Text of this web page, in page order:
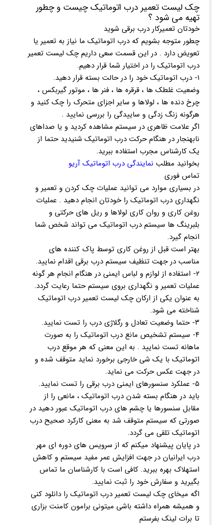
چک لیست تعمیر درب اتوماتیک چیست و چطور
تهیه می شود ؟
خودتان تعمیرکار درب برقی شوید
چطور متوجه بشویم که درب اتوماتیک ما نیاز به تعمیر یا
تعویض دارد . در این قسمت سعی داریم چک لیست تعمیر
درب اتوماتیک را در اختیار شما قرار دهیم.
۱- درب اتوماتیک خود را در حالت بسته قرار دهید.
وضعیت غلطک ها ، قرقره ها ، فنر ها ، موتور گیربکس ،
چرخ دنده ها ، لولاها و سایر اجزای متحرک را چک کنید و
هرگونه زنگ زدگی و ساییدگی را بررسی نمایید .
اگر علامت ظاهری در سیستم مشاهده کردید و یا صداهای
نابهنجار در هنگام حرکت درب اتوماتیک شنیدید حتما از
یک کارشناس مجرب استفاده ببرید.
بخوانید مطلب نمایندگی درب اتوماتیک آریو
تماس فوری
در بسیاری موارد می توانید عملیات چک کردن و تعمیر و
نگهداری درب اتوماتیک را خودتان انجام دهید . عملیات
روغن کاری و روان کاری لولاها و ریل های حرکتی و
بلبرینگ ها سیستم درب اتوماتیک می تواند شخص شما
انجام گیرد.
بهتر است قبل از روغن کاری توسط پاک کننده های
مناسب در جهت تنظیف سیستم درب برقی اقدام نمایید.
۲- استفاده از لوازم و لباس ایمنی در هنگام انجام هر گونه
عملیات تعمیر و نگهداری بروی سیستم حتما رعایت گردد.
به عنوان یکی از ارکان چک لیست تعمیر درب اتوماتیک
شناخته می شود.
۳- حتما وضعیت تعادل و رگلاژی درب را تست نمایید.
۴- سیستم تشخیص مانع درب اتوماتیک را به صورت
ماهانه تست نمایید . به این معنی که هر موقع درب
اتوماتیک با یک شی خارجی برخورد نماید متوقف شده و
در جهت عکس حرکت می نماید.
۵- عملکرد سنسورهای ایمنی درب برقی را تست نمایید.
باید در هنگام بسته شدن درب اتوماتیک ، مانعی را از
مقابل سنسورها یا چشم های درب اتوماتیک عبور دهید در
صورتی که سیستم متوقف شد به معنی کارکرد صحیح درب
اتوماتیک تلقی می گردد.
در پایان پیشنهاد میکنم که از سرویس های دوره ای مهر
درب ایرانیان در جهت افزایش عمر مفید سیستم و کاهش
استهلاک بهره ببرید. کافی است با کارشناسان ما تماس
بگیرید و سفارش خود را ثبت نمایید.
اگه میخای چک لیست تعمیر درب اتوماتیک را دانلود کنی
و همیشه همراه داشته باشی میتونی برامون کامنت بزاری
تا برات لینک بفرستم